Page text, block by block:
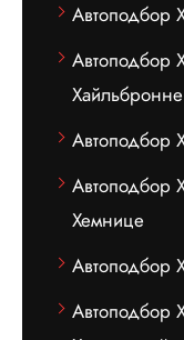
Автоподбор
Автоподбор
Хайльбронне
Автоподбор
Автоподбор
Хемнице
Автоподбор
Автоподбор